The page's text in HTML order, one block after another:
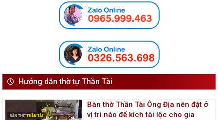
Hướng dẫn thờ tự Thần Tài
Bàn thờ Thần Tài Ông Địa nên đặt ở
vị trí nào để kích tài lộc cho gia